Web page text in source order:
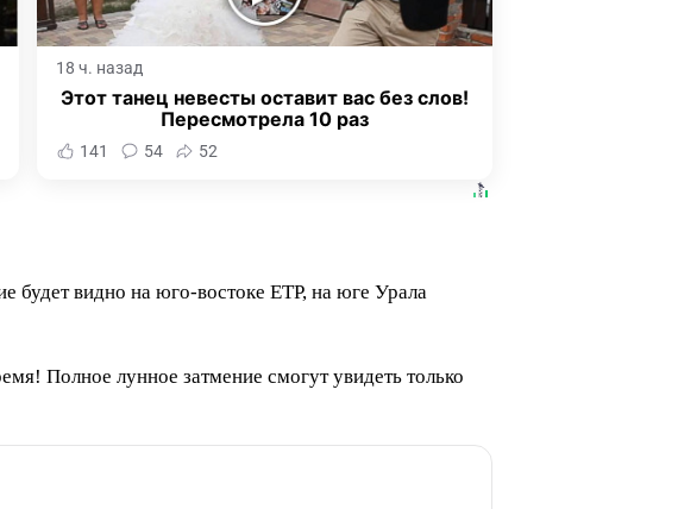
18 ч. назад
Этот танец невесты оставит вас без слов!
Пересмотрела 10 раз
141 54 52
будет видно на юго-востоке ЕТР, на юге Урала
Полное лунное затмение смогут увидеть только